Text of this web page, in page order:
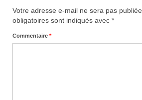
Votre adresse e-mail ne sera pas publiée.
obligatoires sont indiqués avec *
Commentaire *